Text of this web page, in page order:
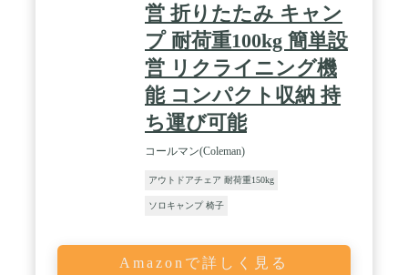
営 折りたたみ キャン
プ 耐荷重100kg 簡単設
営 リクライニング機
能 コンパクト収納 持
ち運び可能
コールマン(Coleman)
アウトドアチェア 耐荷重150kg
ソロキャンプ 椅子
Amazonで詳しく見る